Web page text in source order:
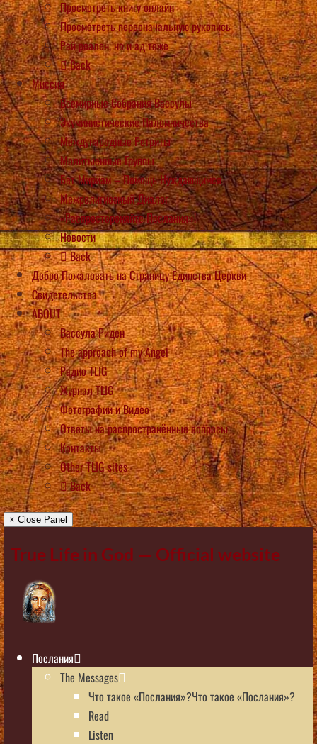
Просмотреть книгу онлайн
Просмотреть первоначальную рукопись
Рай реален, но и ад тоже
Back
Миссия
Всемирные Собрания Вассулы
Экуминистические Паломничества
Международные Ретриты
Молитыенные Группы
Бет Мириам – Помощь Нуждающимся
Межрелигиозный Диалог
«Распростороняйте Послания»!
Новости
Back
Добро Пожаловать на Страницу Единства Церкви
Свидетельства
ABOUT
Вассула Риден
The approach of my Angel
Радио TLIG
Журнал TLIG
Фотографии и Видео
Ответы на распространённые вопросы
Контакты
Other TLIG sites
Back
× Close Panel
True Life in God — Official website
Послания
The Messages
Что такое «Послания»?Что такое «Послания»?
Read
Listen